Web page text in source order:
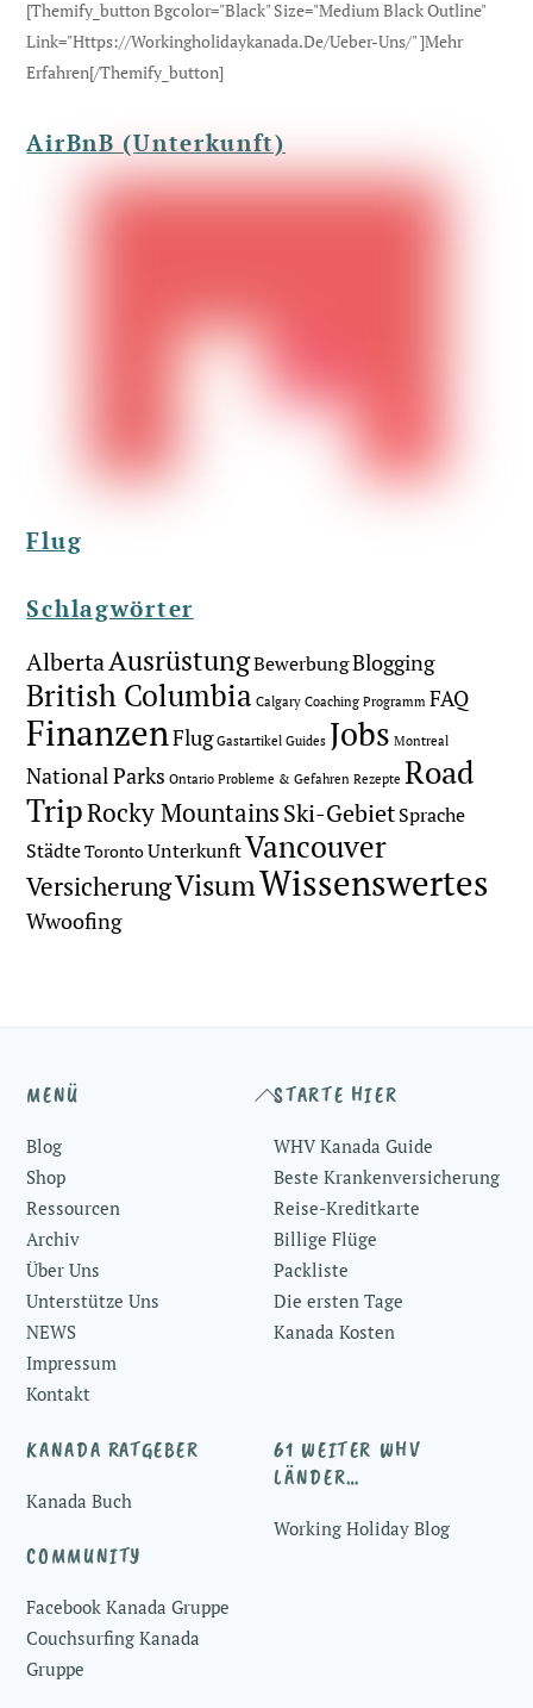
[themify_button Bgcolor="black" Size="medium Black Outline"
Link="https://workingholidaykanada.de/ueber-Uns/" ]Mehr
Erfahren[/themify_button]
AirBnB (Unterkunft)
Flug
Schlagwörter
AlbertaAusrüstungBewerbungBlogging
British Columbia Calgary Coaching Programm FAQ
FinanzenFlug Gastartikel Guides Jobs Montreal
National Parks Ontario Probleme & Gefahren Rezepte Road
TripRocky MountainsSki-GebietSprache
StädteTorontoUnterkunftVancouver
VersicherungVisumWissenswertes
Wwoofing
Back
Top
MENÜ
Blog
Shop
Ressourcen
Archiv
Über Uns
Unterstütze Uns
NEWS
Impressum
Kontakt
STARTE HIER
WHV Kanada Guide
Beste Krankenversicherung
Reise-Kreditkarte
Billige Flüge
Packliste
Die ersten Tage
Kanada Kosten
KANADA RATGEBER
Kanada Buch
COMMUNITY
Facebook Kanada Gruppe
Couchsurfing Kanada
Gruppe
61 WEITER WHV
LÄNDER…
Working Holiday Blog